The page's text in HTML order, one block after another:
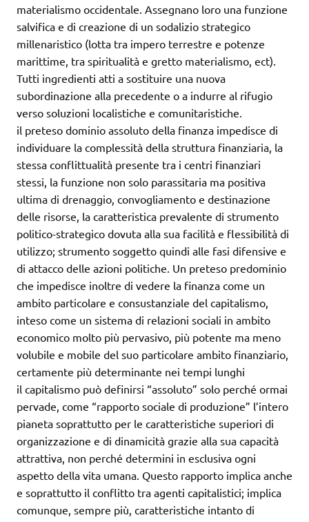
materialismo occidentale. Assegnano loro una funzione
salvifica e di creazione di un sodalizio strategico
millenaristico (lotta tra impero terrestre e potenze
marittime, tra spiritualità e gretto materialismo, ect).
Tutti ingredienti atti a sostituire una nuova
subordinazione alla precedente o a indurre al rifugio
verso soluzioni localistiche e comunitaristiche.
il preteso dominio assoluto della finanza impedisce di
individuare la complessità della struttura finanziaria, la
stessa conflittualità presente tra i centri finanziari
stessi, la funzione non solo parassitaria ma positiva
ultima di drenaggio, convogliamento e destinazione
delle risorse, la caratteristica prevalente di strumento
politico-strategico dovuta alla sua facilità e flessibilità di
utilizzo; strumento soggetto quindi alle fasi difensive e
di attacco delle azioni politiche. Un preteso predominio
che impedisce inoltre di vedere la finanza come un
ambito particolare e consustanziale del capitalismo,
inteso come un sistema di relazioni sociali in ambito
economico molto più pervasivo, più potente ma meno
volubile e mobile del suo particolare ambito finanziario,
certamente più determinante nei tempi lunghi
il capitalismo può definirsi “assoluto” solo perché ormai
pervade, come “rapporto sociale di produzione” l’intero
pianeta soprattutto per le caratteristiche superiori di
organizzazione e di dinamicità grazie alla sua capacità
attrattiva, non perché determini in esclusiva ogni
aspetto della vita umana. Questo rapporto implica anche
e soprattutto il conflitto tra agenti capitalistici; implica
comunque, sempre più, caratteristiche intanto di